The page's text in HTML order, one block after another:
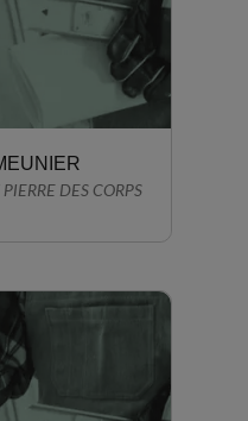
DES CORPS